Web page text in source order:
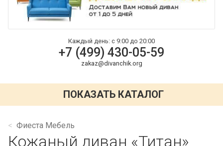
Контакты
Каждый день: с 9:00 до 20:00
+7 (499) 430-05-59
zakaz@divanchik.org
ПОКАЗАТЬ КАТАЛОГ
Фиеста Мебель
Кожаный диван «Титан»